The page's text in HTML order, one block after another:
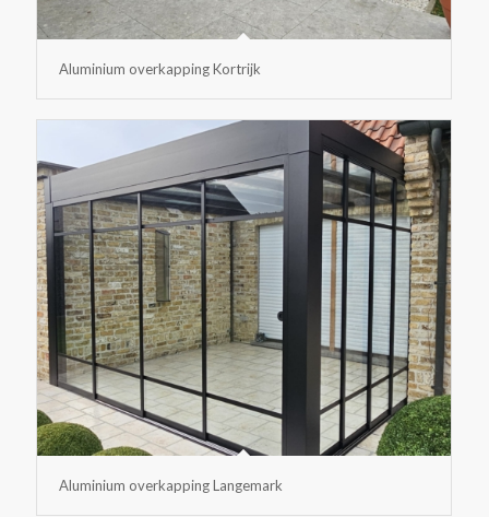
Aluminium overkapping Kortrijk
Aluminium overkapping Langemark